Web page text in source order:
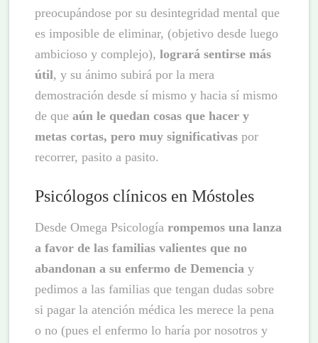
preocupándose por su desintegridad mental que
es imposible de eliminar, (objetivo desde luego
ambicioso y complejo),logrará sentirse más
útil, y su ánimo subirá por la mera
demostración desde sí mismo y hacia sí mismo
de queaún le quedan cosas que hacer y
metas cortas, pero muy significativas por
recorrer, pasito a pasito.
Psicólogos clínicos en Móstoles
Desde Omega Psicologíarompemos una lanza
a favor de las familias valientes que no
abandonan a su enfermo de Demencia y
pedimos a las familias que tengan dudas sobre
si pagar la atención médica les merece la pena
o no (pues el enfermo lo haría por nosotros y